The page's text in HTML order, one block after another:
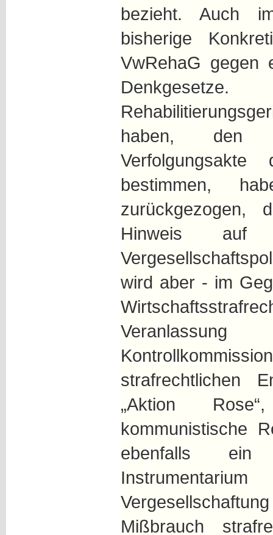
bezieht. Auch
bisherige
VwRehaG gegen
haben, den
bestimmen,
zurückgezogen,
Hinweis auf
wird aber - im
strafrechtlichen
„Aktion
kommunistische
ebenfalls ein
Mißbrauch